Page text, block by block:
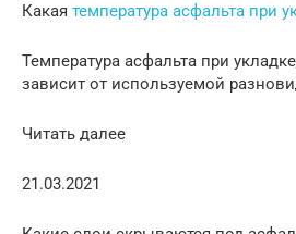
Какая температура асфальта при
Температура асфальта при
зависит от используемой
Читать далее
21.03.2021